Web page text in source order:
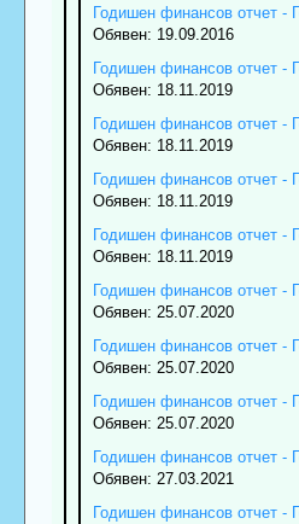
Годишен финансов отчет -
Обявен: 19.09.2016
Годишен финансов отчет -
Обявен: 18.11.2019
Годишен финансов отчет -
Обявен: 18.11.2019
Годишен финансов отчет -
Обявен: 18.11.2019
Годишен финансов отчет -
Обявен: 18.11.2019
Годишен финансов отчет -
Обявен: 25.07.2020
Годишен финансов отчет -
Обявен: 25.07.2020
Годишен финансов отчет -
Обявен: 25.07.2020
Годишен финансов отчет -
Обявен: 27.03.2021
Годишен финансов отчет -